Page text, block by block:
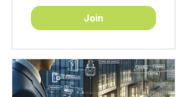
Join